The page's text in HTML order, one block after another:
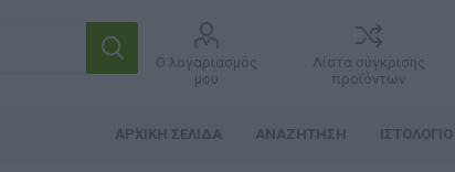
Ο λογαριασμός
μου
Λίστα σύγκρισης
προϊόντων
ΑΡΧΙΚΉ ΣΕΛΊΔΑ ΑΝΑΖΉΤΗΣΗ ΙΣΤΟΛΌΓΙΟ